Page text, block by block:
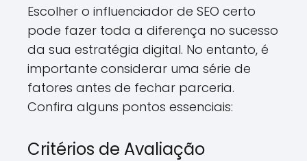
Escolher o influenciador de SEO certo
pode fazer toda a diferença no sucesso
da sua estratégia digital. No entanto, é
importante considerar uma série de
fatores antes de fechar parceria.
Confira alguns pontos essenciais:
Critérios de Avaliação